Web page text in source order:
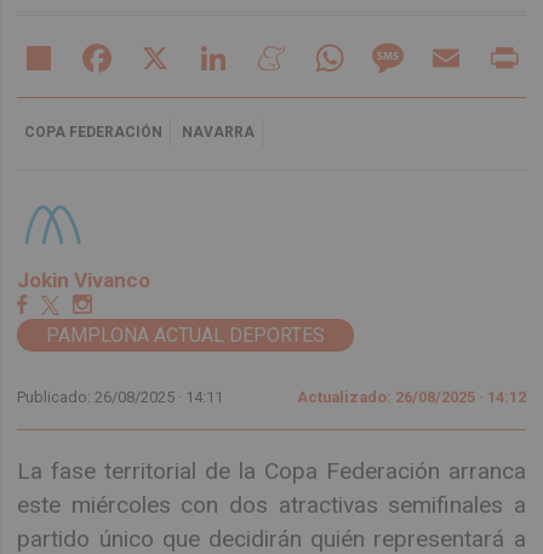
Share Facebook LinkedIn MeneameWhatsAppMessageEmail
COPA FEDERACIÓN NAVARRA
Jokin Vivanco
PAMPLONA ACTUAL DEPORTES
Publicado: 26/08/2025 · 14:11 Actualizado: 26/08/2025 · 14:12
La fase territorial de la Copa Federación arranca
este miércoles con dos atractivas semifinales a
partido único que decidirán quién representará a